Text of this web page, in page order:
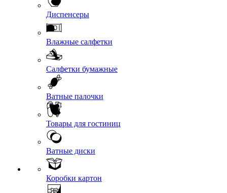
Диспенсеры
Влажные салфетки
Салфетки бумажные
Ватные палочки
Товары для гостиниц
Ватные диски
Коробки картон